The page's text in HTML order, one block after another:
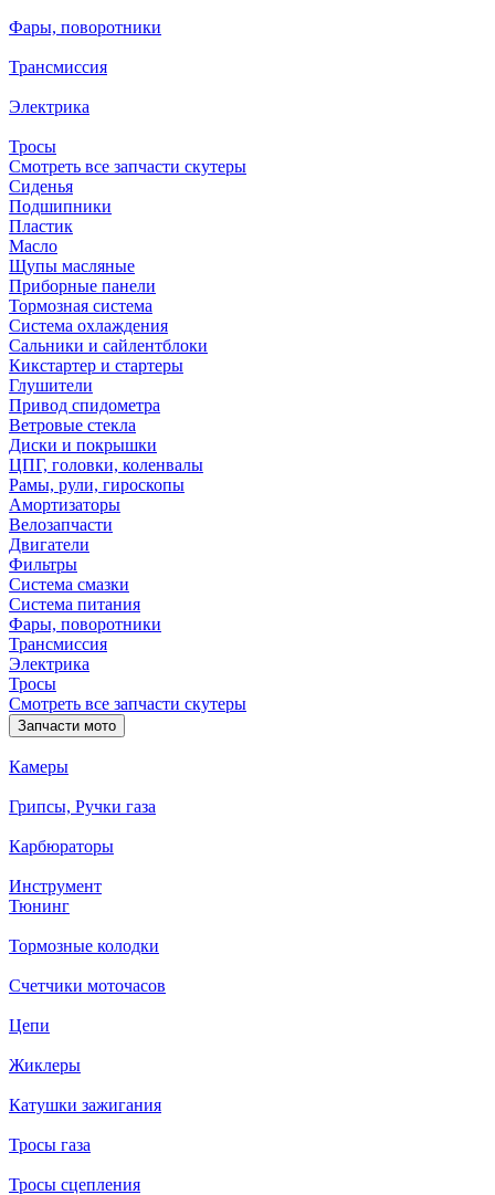
Фары, поворотники
Трансмиссия
Электрика
Тросы
Смотреть все запчасти скутеры
Сиденья
Подшипники
Пластик
Масло
Щупы масляные
Приборные панели
Тормозная система
Система охлаждения
Сальники и сайлентблоки
Кикстартер и стартеры
Глушители
Привод спидометра
Ветровые стекла
Диски и покрышки
ЦПГ, головки, коленвалы
Рамы, рули, гироскопы
Амортизаторы
Велозапчасти
Двигатели
Фильтры
Система смазки
Система питания
Фары, поворотники
Трансмиссия
Электрика
Тросы
Смотреть все запчасти скутеры
Запчасти мото
Камеры
Грипсы, Ручки газа
Карбюраторы
Инструмент
Тюнинг
Тормозные колодки
Счетчики моточасов
Цепи
Жиклеры
Катушки зажигания
Тросы газа
Тросы сцепления